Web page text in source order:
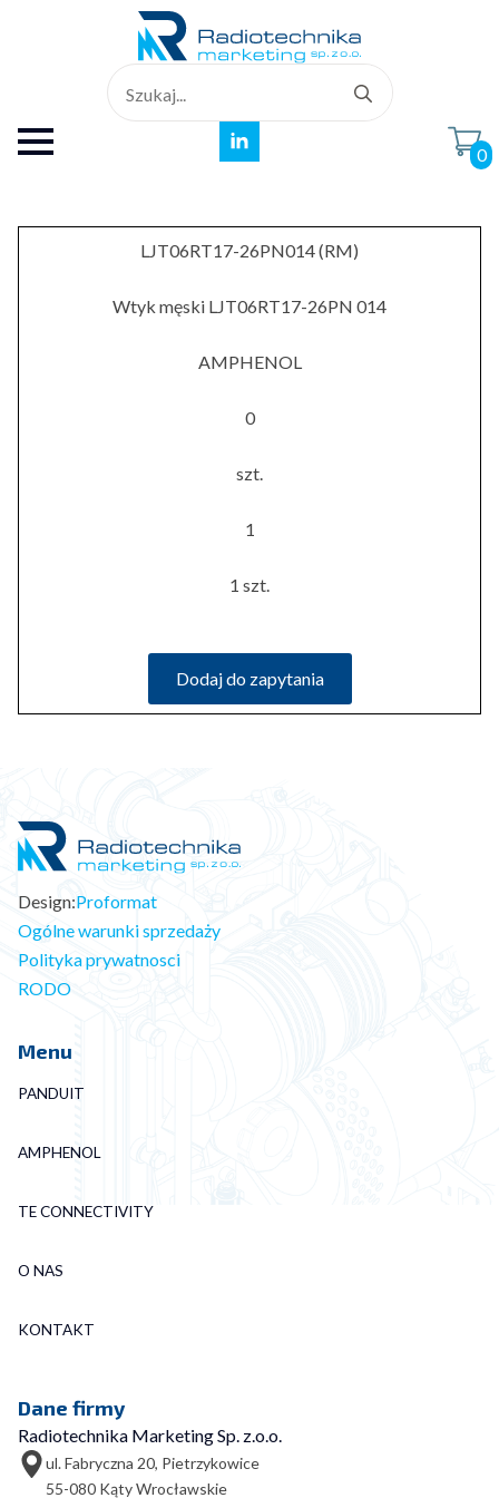
for:
0
LJT06RT17-26PN014 (RM)
Wtyk męski LJT06RT17-26PN 014
AMPHENOL
0
szt.
1
1 szt.
Dodaj do zapytania
Design:Proformat
Ogólne warunki sprzedaży
Polityka prywatnosci
RODO
Menu
PANDUIT
AMPHENOL
TE CONNECTIVITY
O NAS
KONTAKT
Dane firmy
Radiotechnika Marketing Sp. z.o.o.
ul. Fabryczna 20, Pietrzykowice
55-080 Kąty Wrocławskie